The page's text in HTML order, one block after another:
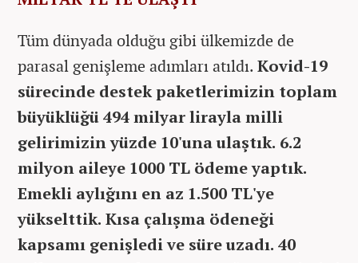
Tüm dünyada olduğu gibi ülkemizde de
parasal genişleme adımları atıldı.Kovid-19
sürecinde destek paketlerimizin toplam
büyüklüğü 494 milyar lirayla milli
gelirimizin yüzde 10'una ulaştık. 6.2
milyon aileye 1000 TL ödeme yaptık.
Emekli aylığını en az 1.500 TL'ye
yükselttik. Kısa çalışma ödeneği
kapsamı genişledi ve süre uzadı. 40